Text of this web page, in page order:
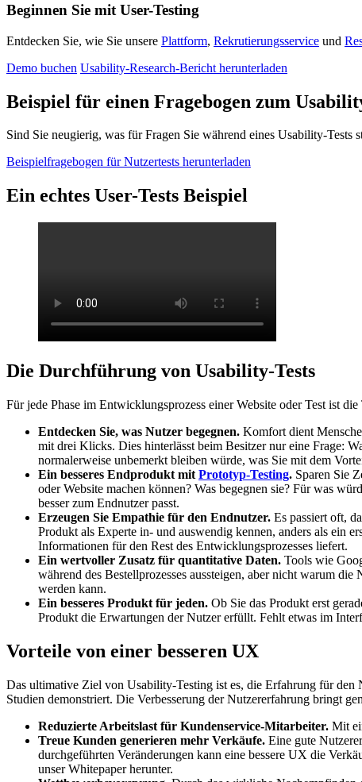
Beginnen Sie mit User-Testing
Entdecken Sie, wie Sie unsere Plattform, Rekrutierungsservice und
Demo buchen Usability-Research-Bericht herunterladen
Beispiel für einen Fragebogen zum
Sind Sie neugierig, was für Fragen Sie während eines Usability-Tests
Beispielfragebogen für Nutzertests herunterladen
Ein echtes User-Tests Beispiel
Die Durchführung von Usability-Tests
Für jede Phase im Entwicklungsprozess einer Website oder Test ist
Entdecken Sie, was Nutzer begegnen. Komfort dient
mit drei Klicks. Dies hinterlässt beim Besitzer nur eine Frage:
normalerweise unbemerkt bleiben würde, was Sie mit dem
Ein besseres Endprodukt mit Prototyp-Testing. Sparen Sie
oder Website machen können? Was begegnen sie? Für was
besser zum Endnutzer passt.
Erzeugen Sie Empathie für den Endnutzer. Es passiert oft,
Produkt als Experte in- und auswendig kennen, anders als ein
Informationen für den Rest des Entwicklungsprozesses liefert.
Ein wertvoller Zusatz für quantitative Daten. Tools wie
während des Bestellprozesses aussteigen, aber nicht warum
werden kann.
Ein besseres Produkt für jeden. Ob Sie das Produkt erst
Produkt die Erwartungen der Nutzer erfüllt. Fehlt etwas im
Vorteile von einer besseren UX
Das ultimative Ziel von Usability-Testing ist es, die Erfahrung für
Studien demonstriert. Die Verbesserung der Nutzererfahrung bringt
Reduzierte Arbeitslast für Kundenservice-Mitarbeiter. Mit
Treue Kunden generieren mehr Verkäufe. Eine gute
durchgeführten Veränderungen kann eine bessere UX die
unser Whitepaper herunter.